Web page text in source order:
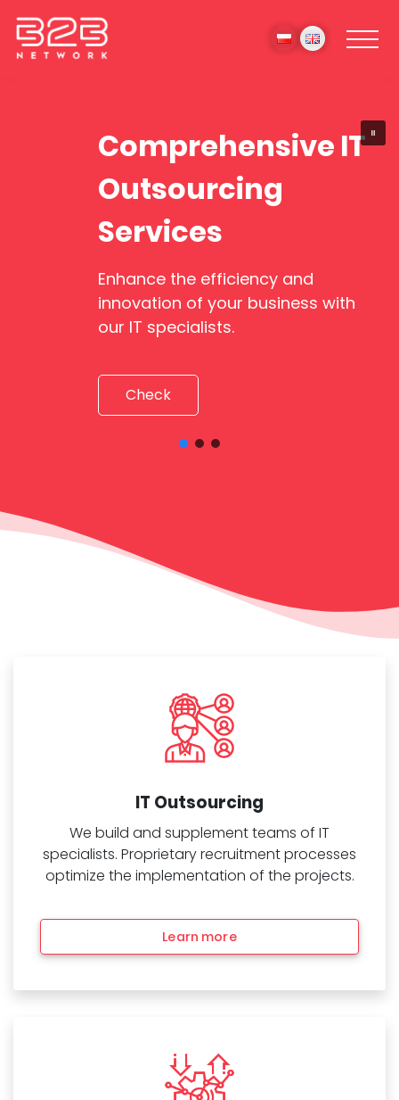
We are specialists in
Comprehensive IT
Outsourcing
Services
Enhance the efficiency and
innovation of your business with
our IT specialists.
Check
IT Outsourcing
We build and supplement teams of IT
specialists. Proprietary recruitment processes
optimize the implementation of the projects.
Learn more